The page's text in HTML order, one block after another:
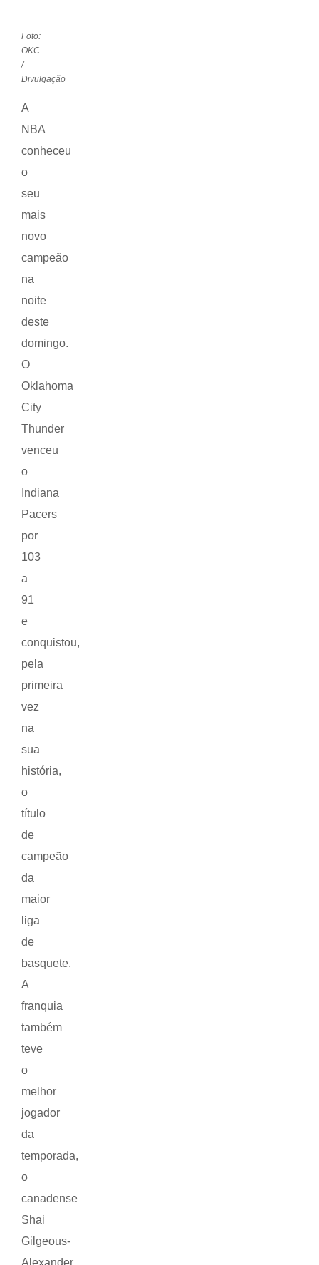
Foto:
OKC
/
Divulgação
A
NBA
conheceu
o
seu
mais
novo
campeão
na
noite
deste
domingo.
O
Oklahoma
City
Thunder
venceu
o
Indiana
Pacers
por
103
a
91
e
conquistou,
pela
primeira
vez
na
sua
história,
o
título
de
campeão
da
maior
liga
de
basquete.
A
franquia
também
teve
o
melhor
jogador
da
temporada,
o
canadense
Shai
Gilgeous-
Alexander.